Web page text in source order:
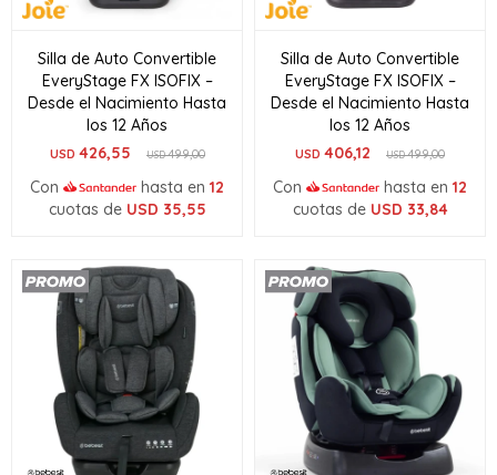
Silla de Auto Convertible
EveryStage FX ISOFIX –
Desde el Nacimiento Hasta
los 12 Años
USD 426,55 USD499,00
Con hasta en 12
cuotas de USD 35,55
Silla de Auto Convertible
EveryStage FX ISOFIX –
Desde el Nacimiento Hasta
los 12 Años
USD 406,12 USD499,00
Con hasta en 12
cuotas de USD 33,84